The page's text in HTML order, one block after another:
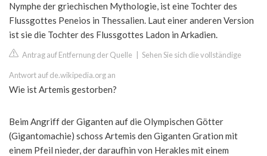
Nymphe der griechischen Mythologie, ist eine Tochter des
Flussgottes Peneios in Thessalien. Laut einer anderen Version
ist sie die Tochter des Flussgottes Ladon in Arkadien.
Antrag auf Entfernung der Quelle Sehen Sie sich die vollständige
Antwort auf de.wikipedia.org an
Wie ist Artemis gestorben?
Beim Angriff der Giganten auf die Olympischen Götter
(Gigantomachie) schoss Artemis den Giganten Gration mit
einem Pfeil nieder, der daraufhin von Herakles mit einem